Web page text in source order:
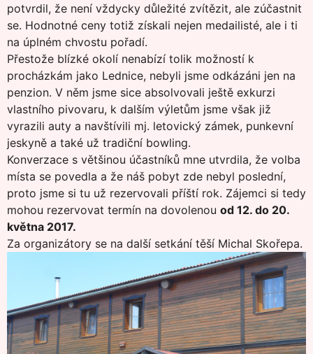
potvrdil, že není vždycky důležité zvítězit, ale zúčastnit
se. Hodnotné ceny totiž získali nejen medailisté, ale i ti
na úplném chvostu pořadí.
Přestože blízké okolí nenabízí tolik možností k
procházkám jako Lednice, nebyli jsme odkázáni jen na
penzion. V něm jsme sice absolvovali ještě exkurzi
vlastního pivovaru, k dalším výletům jsme však již
vyrazili auty a navštívili mj. letovický zámek, punkevní
jeskyně a také už tradiční bowling.
Konverzace s většinou účastníků mne utvrdila, že volba
místa se povedla a že náš pobyt zde nebyl poslední,
proto jsme si tu už rezervovali příští rok. Zájemci si tedy
mohou rezervovat termín na dovolenou od 12. do 20.
května 2017.
Za organizátory se na další setkání těší Michal Skořepa.